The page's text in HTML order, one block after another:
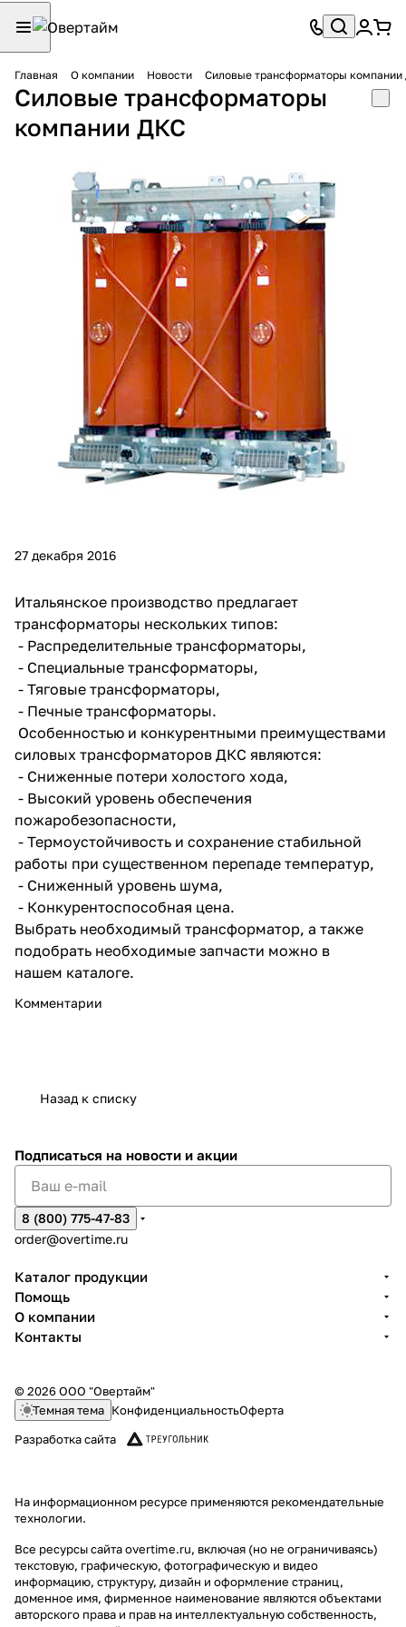
Главная О компании Новости Силовые трансформаторы
Силовые трансформаторы
компании ДКС
27 декабря 2016
Итальянское производство предлагает
трансформаторы нескольких типов:
- Распределительные трансформаторы,
- Специальные трансформаторы,
- Тяговые трансформаторы,
- Печные трансформаторы.
Особенностью и конкурентными преимуществами
силовых трансформаторов ДКС являются:
- Сниженные потери холостого хода,
- Высокий уровень обеспечения
пожаробезопасности,
- Термоустойчивость и сохранение стабильной
работы при существенном перепаде температур,
- Сниженный уровень шума,
- Конкурентоспособная цена.
Выбрать необходимый трансформатор, а также
подобрать необходимые запчасти можно в
нашем каталоге.
Комментарии
Назад к списку
Подписаться на новости и акции
8 (800) 775-47-83
order@overtime.ru
Каталог продукции
Помощь
О компании
Контакты
© 2026 ООО "Овертайм"
Темная тема КонфиденциальностьОферта
Разработка сайта
На информационном ресурсе применяются рекомендательные
технологии.
Все ресурсы сайта overtime.ru, включая (но не ограничиваясь)
текстовую, графическую, фотографическую и видео
информацию, структуру, дизайн и оформление страниц,
доменное имя, фирменное наименование являются объектами
авторского права и прав на интеллектуальную собственность,